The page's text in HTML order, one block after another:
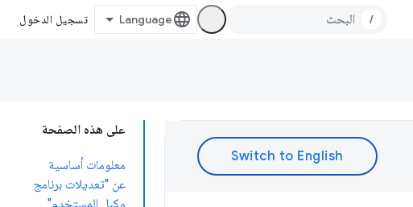
/ تسجيل الدخول
على هذه الصفحة
معلومات أساسية
عن "تعديلات برنامج
وكيل المستخدم"